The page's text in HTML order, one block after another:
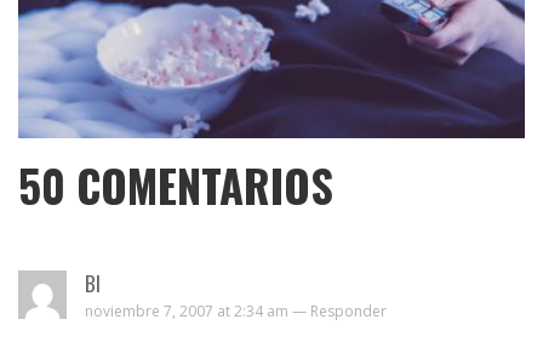
50 COMENTARIOS
BI
noviembre 7, 2007 at 2:34 am — Responder